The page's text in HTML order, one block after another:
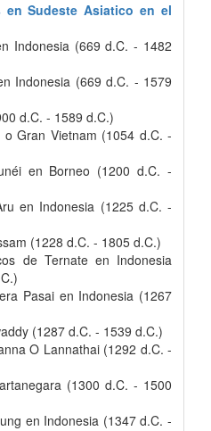
en Sudeste Asiatico en el
Indonesia (669 d.C. - 1482
Indonesia (669 d.C. - 1579
d.C. - 1589 d.C.)
Gran Vietnam (1054 d.C. -
en Borneo (1200 d.C. -
en Indonesia (1225 d.C. -
(1228 d.C. - 1805 d.C.)
de Ternate en Indonesia
Pasai en Indonesia (1267
(1287 d.C. - 1539 d.C.)
O Lannathai (1292 d.C. -
(1300 d.C. - 1500
en Indonesia (1347 d.C. -